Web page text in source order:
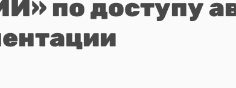
по доступу